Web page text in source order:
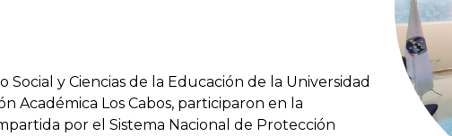
y Ciencias de la Educación de la Universidad
Académica Los Cabos, participaron en la
por el Sistema Nacional de Protección